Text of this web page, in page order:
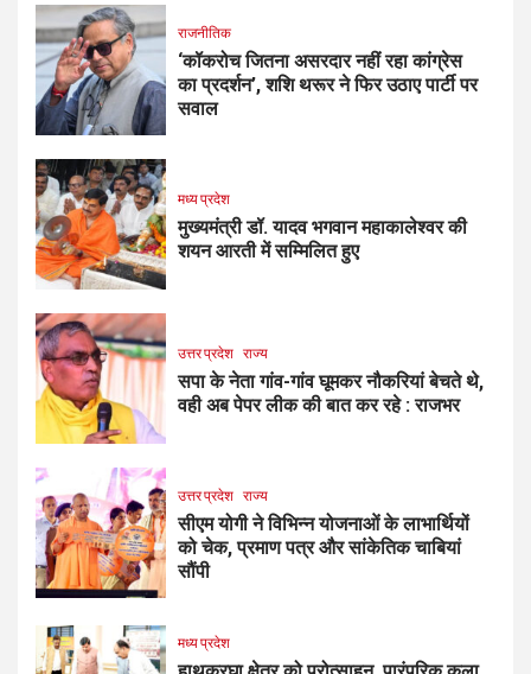
राजनीतिक
‘कॉकरोच जितना असरदार नहीं रहा कांग्रेस
का प्रदर्शन’, शशि थरूर ने फिर उठाए पार्टी पर
सवाल
मध्य प्रदेश
मुख्यमंत्री डॉ. यादव भगवान महाकालेश्‍वर की
शयन आरती में सम्मिलित हुए
उत्तर प्रदेश राज्य
सपा के नेता गांव-गांव घूमकर नौकरियां बेचते थे,
वही अब पेपर लीक की बात कर रहे : राजभर
उत्तर प्रदेश राज्य
सीएम योगी ने विभिन्न योजनाओं के लाभार्थियों
को चेक, प्रमाण पत्र और सांकेतिक चाबियां
सौंपी
मध्य प्रदेश